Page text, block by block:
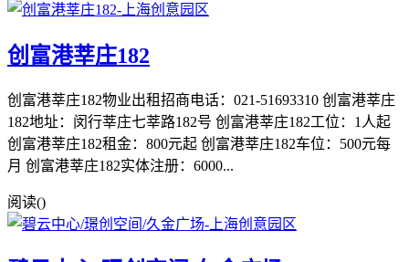
创富港莘庄182
创富港莘庄182物业出租招商电话：021-51693310 创富港莘庄
182地址：闵行莘庄七莘路182号 创富港莘庄182工位：1人起
创富港莘庄182租金：800元起 创富港莘庄182车位：500元每
月 创富港莘庄182实体注册：6000...
阅读()